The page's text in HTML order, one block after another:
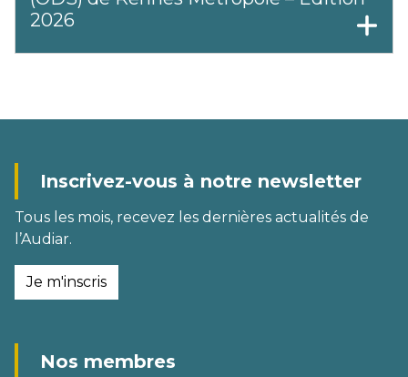
2026
Inscrivez-vous à notre newsletter
Tous les mois, recevez les dernières actualités de
l’Audiar.
Je m'inscris
Nos membres